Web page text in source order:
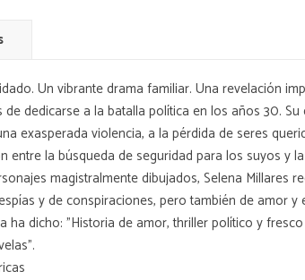
Un vibrante drama familiar. Una revelación
de dedicarse a la batalla política en los años 30.
exasperada violencia, a la pérdida de seres
entre la búsqueda de seguridad para los suyos y
magistralmente dibujados, Selena
y de conspiraciones, pero también de
ha dicho: "Historia de amor, thriller político y